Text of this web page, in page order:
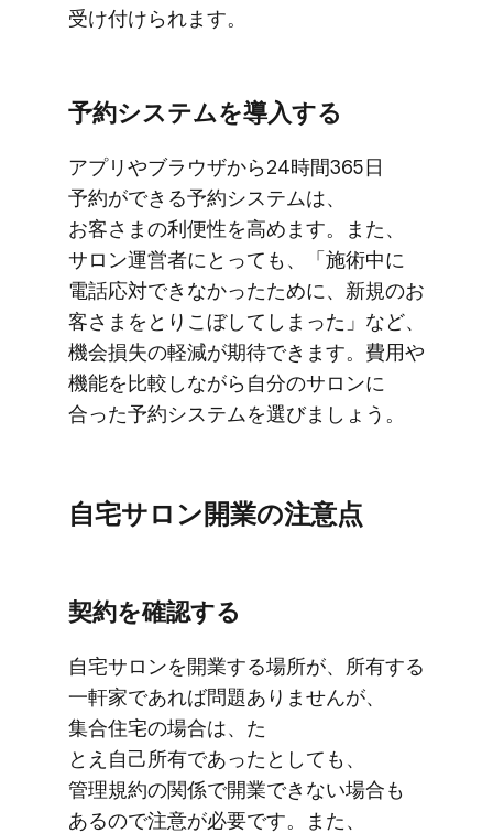
受け付けられます。
予約システムを​​導入する
アプリや​​ブラウザから​​24時間365日​
予約が​​できる​​予約システムは、​​
お客さまの​​利便性を​​高めます。​​また、​​
サロン運営者に​​とっても、​​「施術中に​​
電話応対できなかった​​ために、​​新規の​お​
客さまを​とり​こぼしてしまった」など、​​
機会損失の​​軽減が​​期待できます。​​費用や​​
機能を​​比較しながら​​自分の​​サロンに​​
合った​​予約システムを​​選びましょう。
自宅サロン開業の​​注意点
契約を​​確認する
自宅サロンを​​開業する​​場所が、​​所有する​​
一軒家で​​あれば​​問題​ありませんが、​​
集合住宅の​​場合は、​​た​
とえ自己所有であったとしても、​​
管理規約の​関係で​​開業できない​​場合も​​
あるので​​注意が​​必要です。​​また、​​